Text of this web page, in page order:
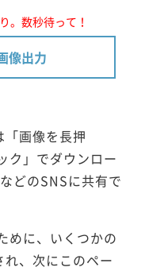
。数秒待って！
像出力
画像を長押
ク」でダウンロー
どのSNSに共有で
めに、いくつかの
、次にこのペー